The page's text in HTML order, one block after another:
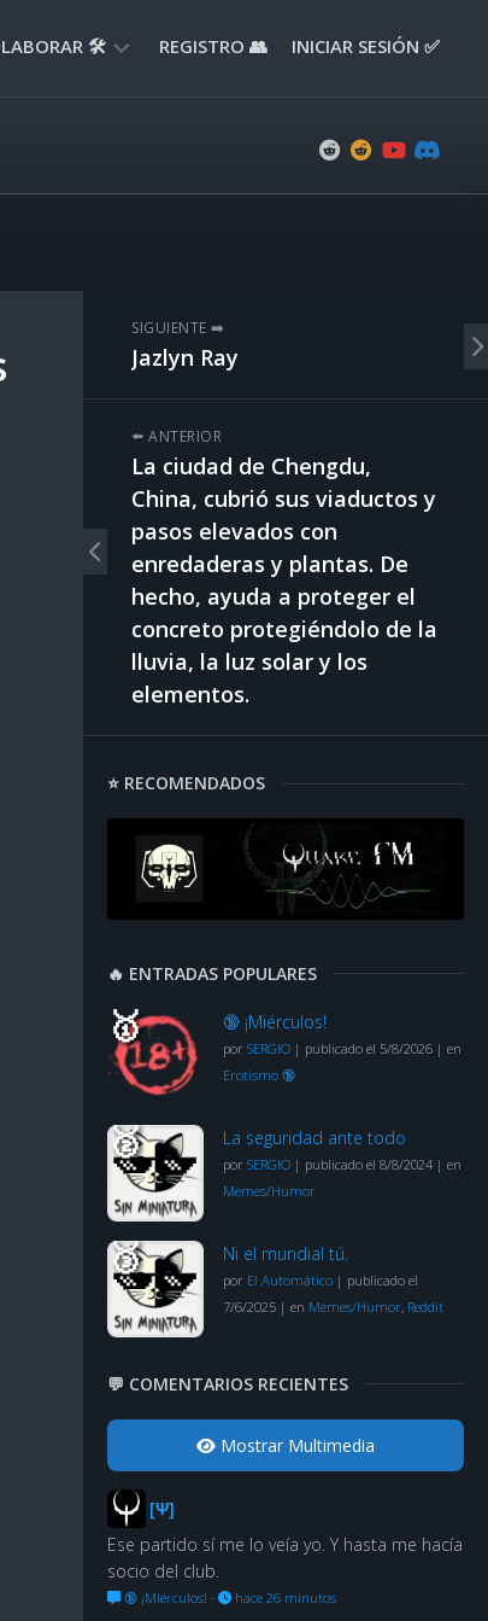
🛠️ REGISTRO 👥 INICIAR SESIÓN ✅
SIGUIENTE ➡️
Jazlyn Ray
⬅️ ANTERIOR
La ciudad de Chengdu,
China, cubrió sus viaductos y
pasos elevados con
enredaderas y plantas. De
hecho, ayuda a proteger el
concreto protegiéndolo de la
lluvia, la luz solar y los
elementos.
⭐ RECOMENDADOS
🔥 ENTRADAS POPULARES
🔞 ¡Miérculos!
por SERGIO | publicado el 5/8/2026 | en
Erotismo 🔞
La seguridad ante todo
por SERGIO | publicado el 8/8/2024 | en
Memes/Humor
Ni el mundial tú.
por El Automático | publicado el
7/6/2025 | en Memes/Humor, Reddit
💬 COMENTARIOS RECIENTES
Mostrar Multimedia
[Ψ]
Ese partido sí me lo veía yo. Y hasta me hacía
socio del club.
🔞 ¡Miérculos! · hace 26 minutos